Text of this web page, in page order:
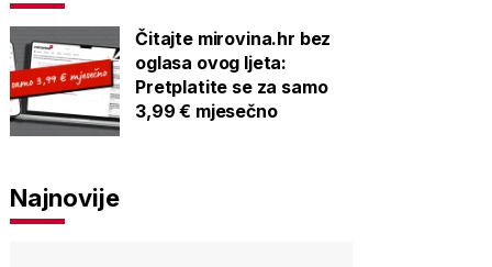
Čitajte mirovina.hr bez
oglasa ovog ljeta:
Pretplatite se za samo
3,99 € mjesečno
Najnovije